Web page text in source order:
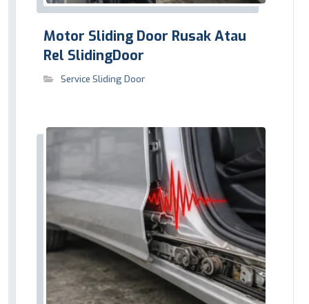
Motor Sliding Door Rusak Atau
Rel SlidingDoor
Service Sliding Door